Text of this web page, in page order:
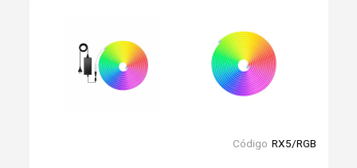
Código RX5/RGB